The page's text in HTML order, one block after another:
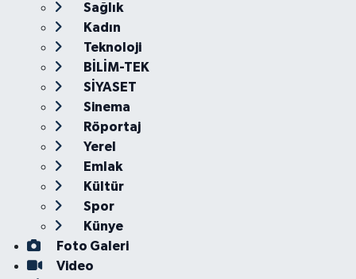
Sağlık
Kadın
Teknoloji
BİLİM-TEK
SİYASET
Sinema
Röportaj
Yerel
Emlak
Kültür
Spor
Künye
Foto Galeri
Video